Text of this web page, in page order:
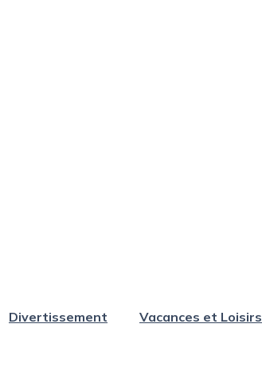
Divertissement Vacances et Loisirs